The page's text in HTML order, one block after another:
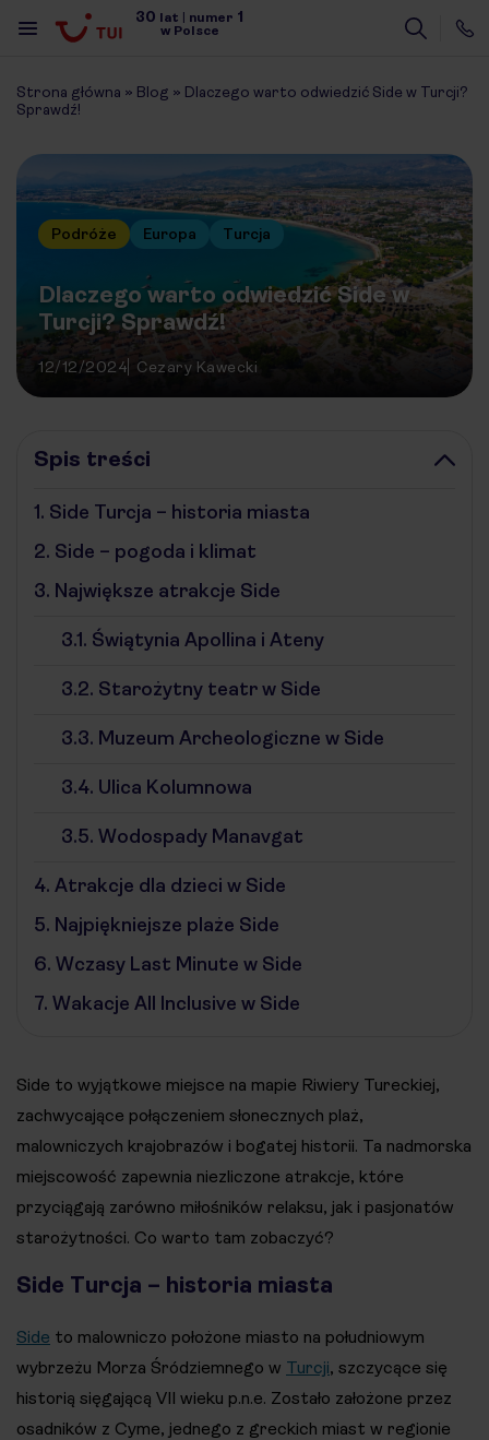
30 lat | numer 1
w Polsce
Strona główna » Blog » Dlaczego warto odwiedzić Side w Turcji?
Sprawdź!
Podróże Europa Turcja
Dlaczego warto odwiedzić Side w
Turcji? Sprawdź!
12/12/2024 Cezary Kawecki
Spis treści
1. Side Turcja – historia miasta
2. Side – pogoda i klimat
3. Największe atrakcje Side
3.1. Świątynia Apollina i Ateny
3.2. Starożytny teatr w Side
3.3. Muzeum Archeologiczne w Side
3.4. Ulica Kolumnowa
3.5. Wodospady Manavgat
4. Atrakcje dla dzieci w Side
5. Najpiękniejsze plaże Side
6. Wczasy Last Minute w Side
7. Wakacje All Inclusive w Side
Side to wyjątkowe miejsce na mapie Riwiery Tureckiej,
zachwycające połączeniem słonecznych plaż,
malowniczych krajobrazów i bogatej historii. Ta nadmorska
miejscowość zapewnia niezliczone atrakcje, które
przyciągają zarówno miłośników relaksu, jak i pasjonatów
starożytności. Co warto tam zobaczyć?
Side Turcja – historia miasta
Side to malowniczo położone miasto na południowym
wybrzeżu Morza Śródziemnego w Turcji, szczycące się
historią sięgającą VII wieku p.n.e. Zostało założone przez
osadników z Cyme, jednego z greckich miast w regionie